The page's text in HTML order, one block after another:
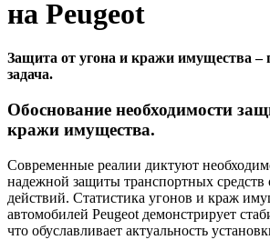
на Peugeot
Защита от угона и кражи имущества –
задача.
Обоснование необходимости
кражи имущества.
Современные реалии диктуют
надежной защиты транспортных
действий. Статистика угонов и краж
автомобилей Peugeot демонстрирует
что обуславливает актуальность